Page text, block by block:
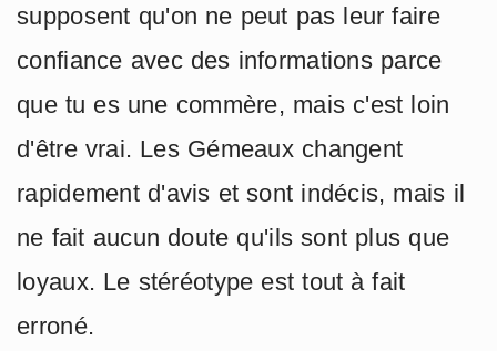
supposent qu'on ne peut pas leur faire
confiance avec des informations parce
que tu es une commère, mais c'est loin
d'être vrai. Les Gémeaux changent
rapidement d'avis et sont indécis, mais il
ne fait aucun doute qu'ils sont plus que
loyaux. Le stéréotype est tout à fait
erroné.